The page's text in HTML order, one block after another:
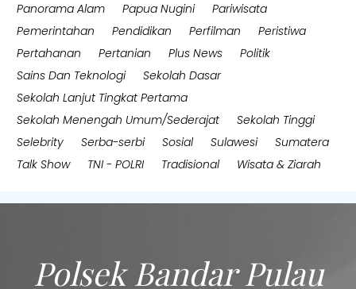
Panorama Alam
Papua Nugini
Pariwisata
Pemerintahan
Pendidikan Perfilman
Peristiwa
Pertahanan
Pertanian Plus News
Politik
Sains Dan Teknologi
Sekolah Dasar
Sekolah Lanjut Tingkat Pertama
Sekolah Menengah Umum/Sederajat
Sekolah Tinggi
Selebrity
Serba-serbi Sosial Sulawesi
Sumatera
Talk Show
TNI - POLRI Tradisional Wisata & Ziarah
Polsek Bandar Pulau